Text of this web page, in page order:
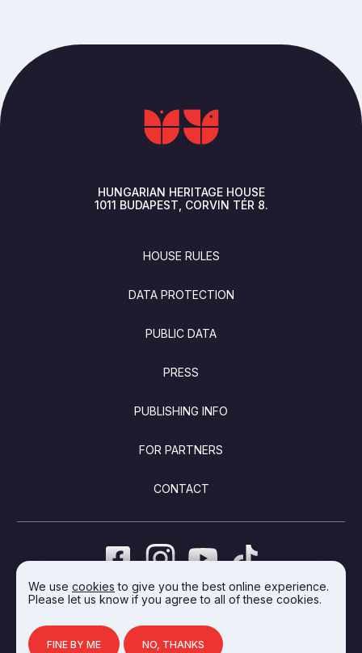
We use cookies to give you the best online experience.
Please let us know if you agree to all of these cookies.
FINE BY ME NO, THANKS
HUNGARIAN HERITAGE HOUSE
1011 BUDAPEST CORVIN TÉR 8.
HOUSE RULES
DATA PROTECTION
PUBLIC DATA
PRESS
PUBLISHING INFO
FOR PARTNERS
CONTACT
DEVELOPED BY INTEGRAL VISION